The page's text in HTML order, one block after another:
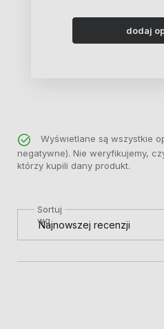
dodaj
Wyświetlane są wszystkie
negatywne). Nie weryfikujemy,
którzy kupili dany produkt.
Sortuj
wg